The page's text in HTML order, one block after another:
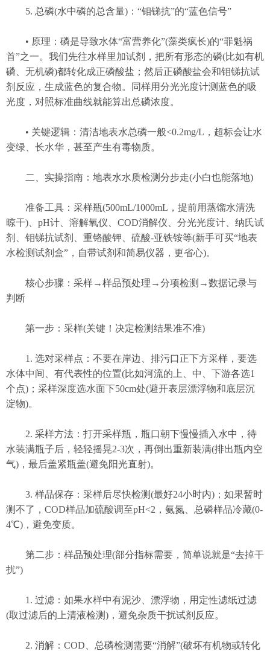
5. 总磷(水中磷的总含量)：“钼锑抗”的“蓝色信号”
• 原理：磷是导致水体“富营养化”(藻类疯长)的“罪魁祸
首”之一。我们先往水样里加试剂，把所有形态的磷(比如有机
磷、无机磷)都转化成正磷酸盐；然后正磷酸盐会和钼锑抗试
剂反应，生成蓝色的复合物。同样用分光光度计测蓝色的吸
光度，对照标准曲线就能算出总磷浓度。
• 关键逻辑：清洁地表水总磷一般<0.2mg/L，超标会让水
变绿、长水华，甚至产生有毒物质。
二、实操指南：地表水水质检测分步走(小白也能落地)
准备工具：采样瓶(500mL/1000mL，提前用蒸馏水清洗
晾干)、pH计、溶解氧仪、COD消解仪、分光光度计、纳氏试
剂、钼锑抗试剂、重铬酸钾、硫酸-亚铁铵等(新手可买“地表
水检测试剂盒”，自带试剂和简易仪器，更省心)。
核心步骤：采样→样品预处理→分项检测→数据记录与
判断
第一步：采样(关键！决定检测结果准不准)
1. 选对采样点：不要在岸边、排污口正下方采样，要选
水体中间、有代表性的位置(比如河流的上、中、下游各选1
个点)；采样深度选水面下50cm处(避开表层漂浮物和底层沉
淀物)。
2. 采样方法：打开采样瓶，瓶口朝下慢慢插入水中，待
水装满瓶子后，轻轻摇晃2-3次，再倒出重新装满(排出瓶内空
气)，最后盖紧瓶盖(避免阳光直射)。
3. 样品保存：采样后尽快检测(最好24小时内)；如果暂时
测不了，COD样品加硫酸调至pH<2，氨氮、总磷样品冷藏(0-
4℃)，避免变质。
第二步：样品预处理(部分指标需要，简单说就是“去掉干
扰”)
1. 过滤：如果水样中有泥沙、漂浮物，用定性滤纸过滤
(取过滤后的上清液检测)，避免杂质干扰试剂反应。
2. 消解：COD、总磷检测需要“消解”(破坏有机物或转化